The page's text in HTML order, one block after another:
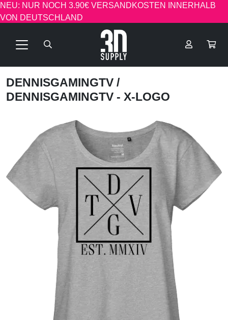
NEU: NUR NOCH 3.90€ VERSANDKOSTEN INNERHALB
VON DEUTSCHLAND
DENNISGAMINGTV /
DENNISGAMINGTV - X-LOGO